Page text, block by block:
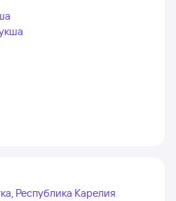
Республика Карелия